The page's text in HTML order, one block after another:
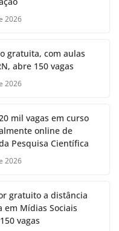
2026
gratuita, com aulas
abre 150 vagas
2026
mil vagas em curso
online de
Pesquisa Científica
2026
gratuito a distância
em Mídias Sociais
vagas